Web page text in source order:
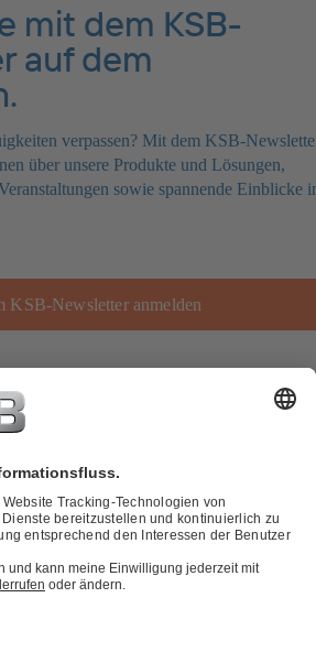
mit dem KSB-
auf dem
verpassen? Mit dem KSB-
über unsere Produkte und Lösungen,
sowie spannende Einblicke
KSB-Newsletter anmelden